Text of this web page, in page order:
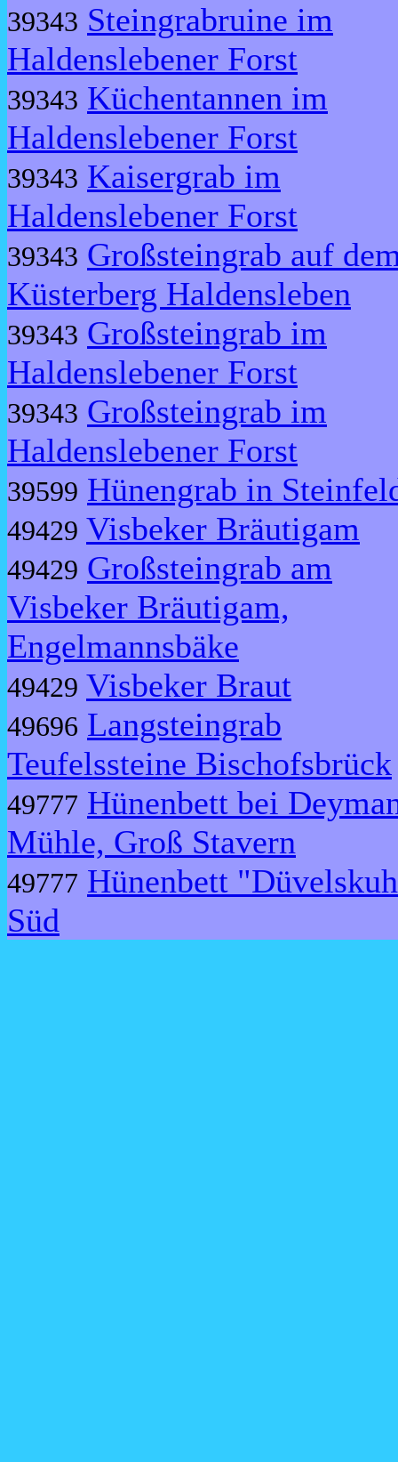
39343 Steingrabruine im
Haldenslebener Forst
39343 Küchentannen im
Haldenslebener Forst
39343 Kaisergrab im
Haldenslebener Forst
39343 Großsteingrab auf
Küsterberg Haldensleben
39343 Großsteingrab im
Haldenslebener Forst
39343 Großsteingrab im
Haldenslebener Forst
39599 Hünengrab in
49429 Visbeker Bräutigam
49429 Großsteingrab am
Visbeker Bräutigam,
Engelmannsbäke
49429 Visbeker Braut
49696 Langsteingrab
Teufelssteine Bischofsbrück
49777 Hünenbett bei
Mühle, Groß Stavern
49777 Hünenbett
Süd